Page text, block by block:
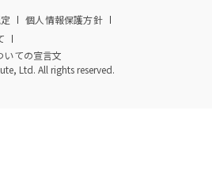
個人情報保護方針
いての宣言文
Ltd. All rights reserved.